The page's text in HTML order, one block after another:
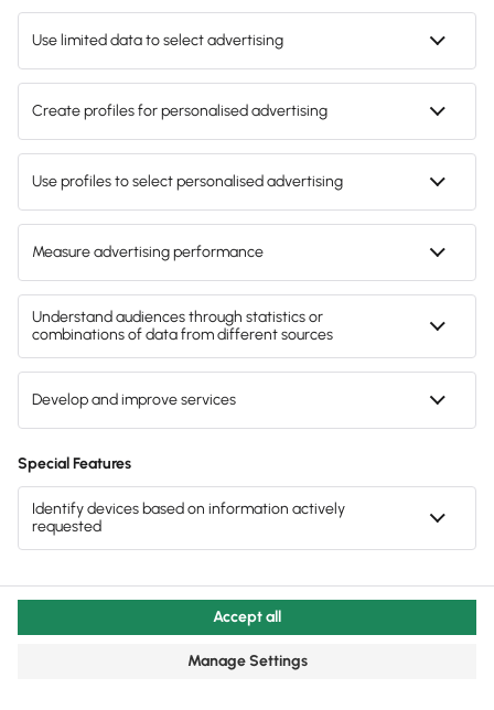
Selbstkosten sind dieKosten, die bei der
Produktion von Gütern und Dienstleistungen
entstehen. Sie setzen sich im Allgemeinen aus
Materialkosten, Fertigungskosten und
Herstellungsprozess beteiligt sind.
Um die Höhe der Selbstkosten zu berechnen, führt
man eine Selbstkostenrechnung durch. Diese bildet
die Grundlage für die betriebliche Kalkulation und ist
bei der Preisfindung von ganz entscheidender
Bedeutung.
Welche Kosten zählen zu den
Selbstkosten?
Die Selbstkosten setzen sich zusammen aus:
Verwaltungskosten